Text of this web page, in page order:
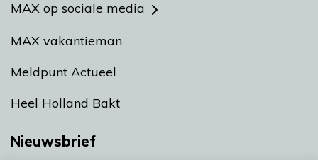
MAX op sociale media
MAX vakantieman
Meldpunt Actueel
Heel Holland Bakt
Nieuwsbrief